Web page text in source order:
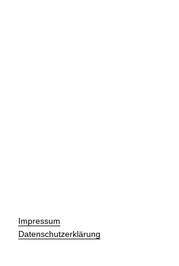
Impressum
Datenschutzerklärung